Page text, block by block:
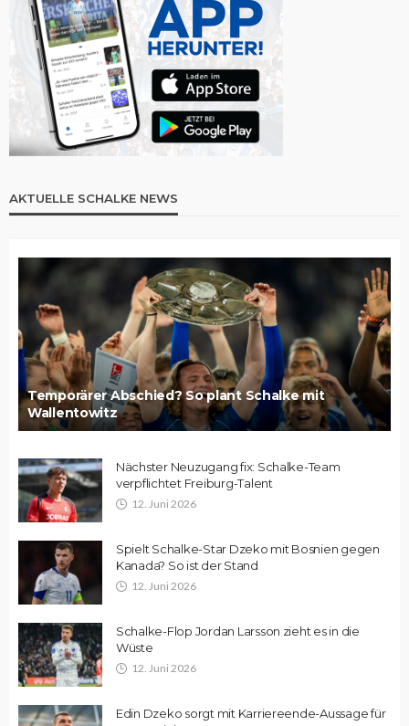
AKTUELLE SCHALKE NEWS
Temporärer Abschied? So plant Schalke mit
Wallentowitz
Nächster Neuzugang fix: Schalke-Team
verpflichtet Freiburg-Talent
12. Juni 2026
Spielt Schalke-Star Dzeko mit Bosnien gegen
Kanada? So ist der Stand
12. Juni 2026
Schalke-Flop Jordan Larsson zieht es in die
Wüste
12. Juni 2026
Edin Dzeko sorgt mit Karriereende-Aussage für